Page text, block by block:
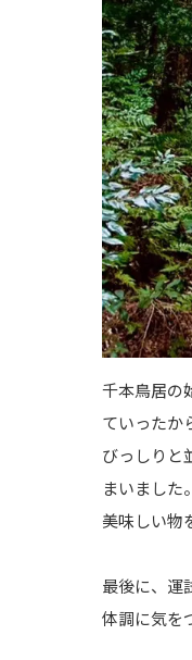
千本鳥居の
ていったか
びっしりと
まいました。
美味しい物
最後に、運
体調に気を